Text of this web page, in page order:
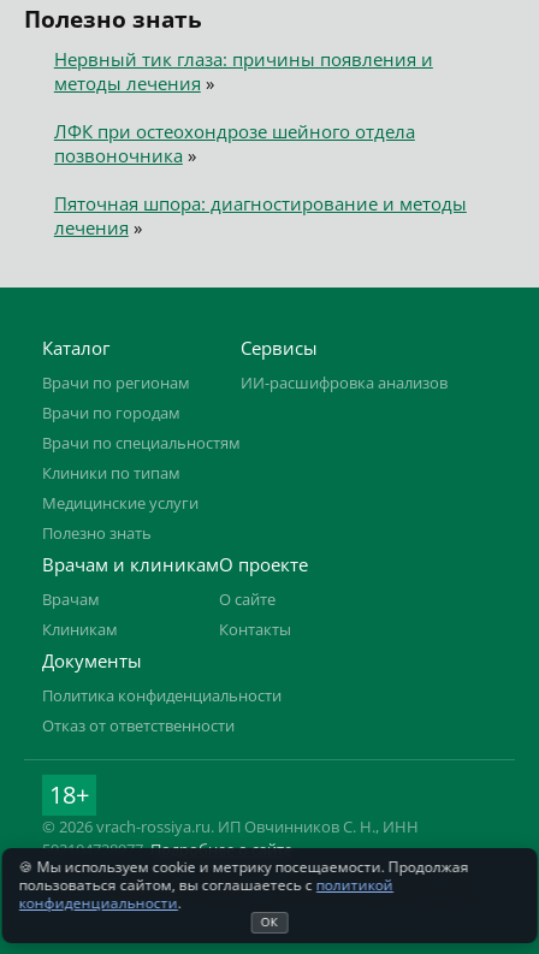
Полезно знать
Нервный тик глаза: причины появления и
методы лечения »
ЛФК при остеохондрозе шейного отдела
позвоночника»
Пяточная шпора: диагностирование и методы
лечения »
Каталог
Врачи по регионам
Врачи по городам
Врачи по специальностям
Клиники по типам
Медицинские услуги
Полезно знать
Сервисы
ИИ-расшифровка анализов
Врачам и клиникам
Врачам
Клиникам
О проекте
О сайте
Контакты
Документы
Политика конфиденциальности
Отказ от ответственности
18+
© 2026 vrach-rossiya.ru. ИП Овчинников С. Н., ИНН
592104728977.Подробнее о сайте
Информация на сайте не заменяет приём врача. Имеются
противопоказания, необходима консультация специалиста.
🍪 Мы используем cookie и метрику посещаемости. Продолжая
пользоваться сайтом, вы соглашаетесь с политикой
конфиденциальности.
ОК